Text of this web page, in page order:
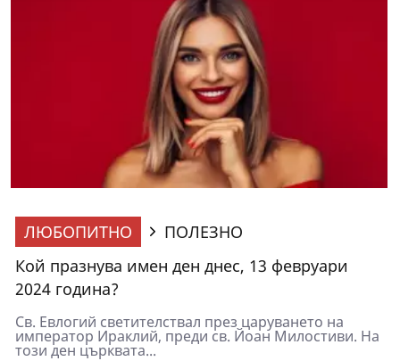
ЛЮБОПИТНО
ПОЛЕЗНО
Кой празнува имен ден днес, 13 февруари
2024 година?
Св. Евлогий светителствал през царуването на
император Ираклий, преди св. Йоан Милостиви. На
този ден църквата...